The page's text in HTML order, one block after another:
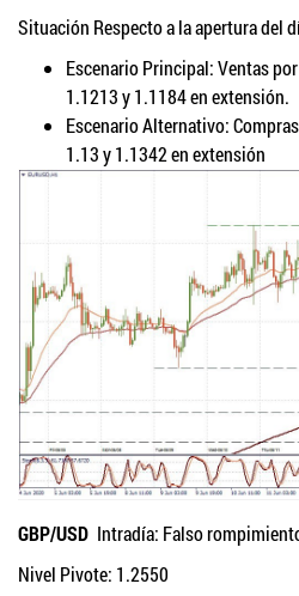
Situación Respecto a la apertura del
Escenario Principal: Ventas
1.1213 y 1.1184 en extensión.
Escenario Alternativo:
1.13 y 1.1342 en extensión
GBP/USD Intradía: Falso
Nivel Pivote: 1.2550